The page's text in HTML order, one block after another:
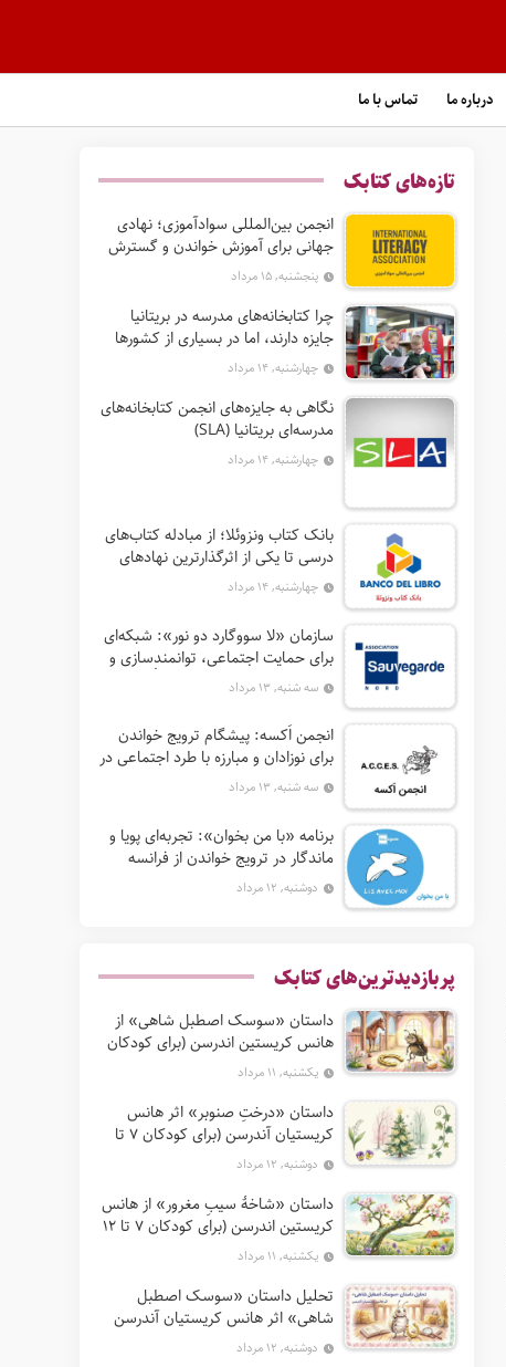
درباره ما تماس با ما
تازه‌های کتابک
انجمن بین‌المللی سوادآموزی؛ نهادی
جهانی برای آموزش خواندن و گسترش
حق سواد
پنجشنبه, ۱۵ مرداد
چرا کتابخانه‌های مدرسه در بریتانیا
جایزه دارند، اما در بسیاری از کشورها
نه؟چهارشنبه, ۱۴ مرداد
نگاهی به جایزه‌های انجمن کتابخانه‌های
مدرسه‌ای بریتانیا (SLA)
چهارشنبه, ۱۴ مرداد
بانک کتاب ونزوئلا؛ از مبادله کتاب‌های
درسی تا یکی از اثرگذارترین نهادهای
ترویج خواندن در آمریکای لاتین
چهارشنبه, ۱۴ مرداد
سازمان «لا سووگارد دو نور»: شبکه‌ای
برای حمایت اجتماعی، توانمندسازی و
ترویج فرهنگ (آ. د. اِن. اِس. اُ. آ سابق)
سه شنبه, ۱۳ مرداد
انجمن اَکسه: پیشگام ترویج خواندن
برای نوزادان و مبارزه با طرد اجتماعی در
فرانسه
سه شنبه, ۱۳ مرداد
برنامه «با من بخوان»: تجربه‌ای پویا و
ماندگار در ترویج خواندن از فرانسه
دوشنبه, ۱۲ مرداد
پربازدیدترین‌های کتابک
داستان «سوسک اصطبل شاهی» از
هانس کریستین اندرسن (برای کودکان
7 تا 12 سال) یکشنبه, ۱۱ مرداد
داستان «درختِ صنوبر» اثر هانس
کریستیان آندرسن (برای کودکان 7 تا
12 سال) دوشنبه, ۱۲ مرداد
داستان «شاخهٔ سیبِ مغرور» از هانس
کریستین اندرسن (برای کودکان 7 تا 12
سال)یکشنبه, ۱۱ مرداد
تحلیل داستان «سوسک اصطبل
شاهی» اثر هانس کریستیان آندرسن
دوشنبه, ۱۲ مرداد